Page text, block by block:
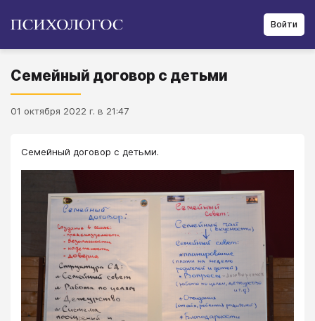
Войти
Семейный договор с детьми
01 октября 2022 г. в 21:47
Семейный договор с детьми.